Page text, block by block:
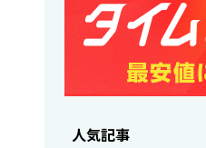
人気記事